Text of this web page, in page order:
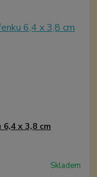
x 3,8 cm
Skladem